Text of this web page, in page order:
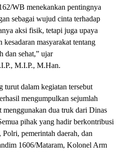
WB menekankan pentingnya
sebagai wujud cinta terhadap
aksi fisik, tetapi juga upaya
masyarakat tentang
dan sehat,” ujar
M.I.P., M.Han.
turut dalam kegiatan tersebut
mengumpulkan sejumlah
menggunakan dua truk dari Dinas
pihak yang hadir berkontribusi
pemerintah daerah, dan
1606/Mataram, Kolonel Arm